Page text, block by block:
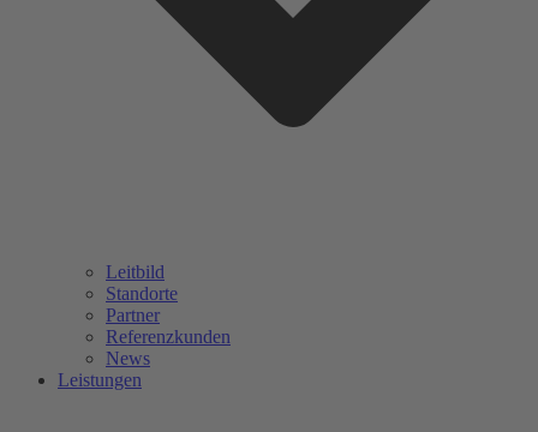
Leitbild
Standorte
Partner
Referenzkunden
News
Leistungen